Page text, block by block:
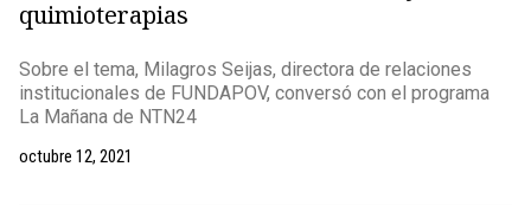
quimioterapias
Sobre el tema, Milagros Seijas, directora de relaciones
institucionales de FUNDAPOV, conversó con el programa
La Mañana de NTN24
octubre 12, 2021